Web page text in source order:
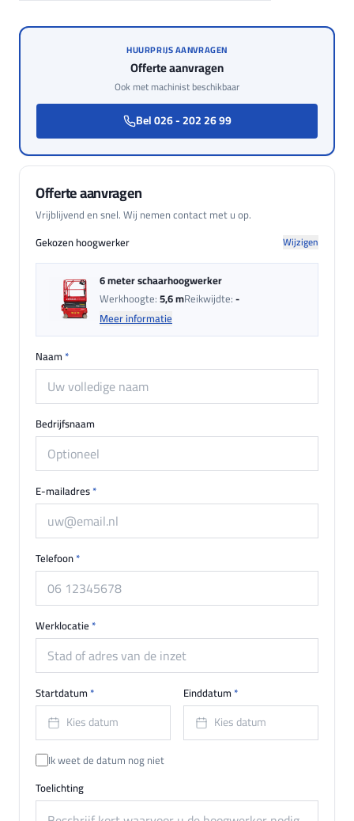
HUURPRIJS AANVRAGEN
Offerte aanvragen
Ook met machinist beschikbaar
Bel 026 - 202 26 99
Offerte aanvragen
Vrijblijvend en snel. Wij nemen contact met u op.
Gekozen hoogwerker
Wijzigen
6 meter schaarhoogwerker
Werkhoogte:5,6 mReikwijdte:-
Meer informatie
Naam *
Bedrijfsnaam
E-mailadres*
Telefoon*
Werklocatie *
Startdatum *
Kies datum
Einddatum *
Kies datum
Ik weet de datum nog niet
Toelichting